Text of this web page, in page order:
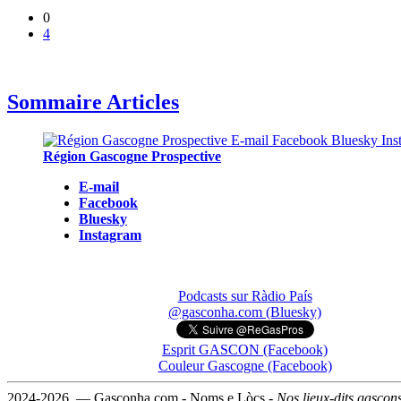
0
4
Sommaire Articles
Région Gascogne Prospective
E-mail
Facebook
Bluesky
Instagram
Podcasts sur Ràdio País
@gasconha.com (Bluesky)
Esprit GASCON (Facebook)
Couleur Gascogne (Facebook)
2024-2026 — Gasconha.com - Noms e Lòcs - Nos lieux-dits